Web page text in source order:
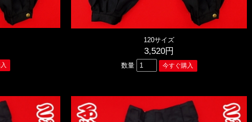
120サイズ
3,520円
数量